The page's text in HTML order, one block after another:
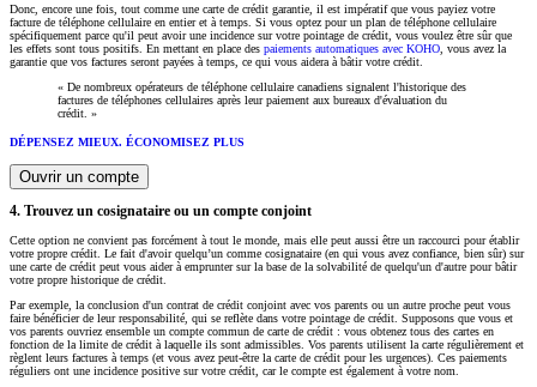
Donc, encore une fois, tout comme une carte de crédit garantie, il est impératif que vous payiez votre
facture de téléphone cellulaire en entier et à temps. Si vous optez pour un plan de téléphone cellulaire
spécifiquement parce qu'il peut avoir une incidence sur votre pointage de crédit, vous voulez être sûr que
les effets sont tous positifs. En mettant en place des paiements automatiques avec KOHO , vous avez la
garantie que vos factures seront payées à temps, ce qui vous aidera à bâtir votre crédit.
« De nombreux opérateurs de téléphone cellulaire canadiens signalent l'historique des
factures de téléphones cellulaires après leur paiement aux bureaux d'évaluation du
crédit. »
DÉPENSEZ MIEUX. ÉCONOMISEZ PLUS
Ouvrir un compte
4. Trouvez un cosignataire ou un compte conjoint
Cette option ne convient pas forcément à tout le monde, mais elle peut aussi être un raccourci pour établir
votre propre crédit. Le fait d'avoir quelqu’un comme cosignataire (en qui vous avez confiance, bien sûr) sur
une carte de crédit peut vous aider à emprunter sur la base de la solvabilité de quelqu'un d'autre pour bâtir
votre propre historique de crédit.
Par exemple, la conclusion d'un contrat de crédit conjoint avec vos parents ou un autre proche peut vous
faire bénéficier de leur responsabilité, qui se reflète dans votre pointage de crédit. Supposons que vous et
vos parents ouvriez ensemble un compte commun de carte de crédit : vous obtenez tous des cartes en
fonction de la limite de crédit à laquelle ils sont admissibles. Vos parents utilisent la carte régulièrement et
règlent leurs factures à temps (et vous avez peut-être la carte de crédit pour les urgences). Ces paiements
réguliers ont une incidence positive sur votre crédit, car le compte est également à votre nom.